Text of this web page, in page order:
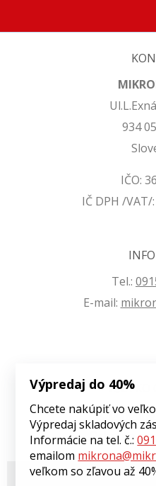
934
IČO:
IČ DPH /VAT/
Tel.:
E-mail:
VŠETKO
Ochrana
© 2026 Môj eshop •tvorba eshopu
Výpredaj do 40%
Chcete nakúpiť vo
Výpredaj skladových
Informácie na tel. č.:
emailom
veľkom so zľavou až